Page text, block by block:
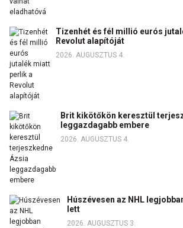
Tizenhét és fél millió eurós
Revolut alapítóját
2026. AUGUSZTUS 4.
Brit kikötőkön keresztül
leggazdagabb embere
2026. AUGUSZTUS 4.
Húszévesen az NHL
lett
2026. AUGUSZTUS 3.